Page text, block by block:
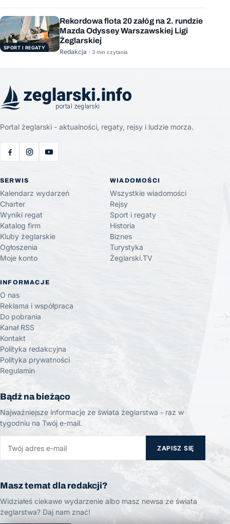
SPORT I REGATY
Rekordowa flota 20 załóg na 2. rundzie
Mazda Odyssey Warszawskiej Ligi
Żeglarskiej
Redakcja · 3 min czytania
Portal żeglarski - aktualności, regaty, rejsy i ludzie morza.
SERWIS
Kalendarz wydarzeń
Charter
Wyniki regat
Katalog firm
Kluby żeglarskie
Ogłoszenia
Moje konto
WIADOMOŚCI
Wszystkie wiadomości
Rejsy
Sport i regaty
Historia
Biznes
Turystyka
Żeglarski.TV
INFORMACJE
O nas
Reklama i współpraca
Do pobrania
Kanał RSS
Kontakt
Polityka redakcyjna
Polityka prywatności
Regulamin
Bądź na bieżąco
Najważniejsze informacje ze świata żeglarstwa - raz w
tygodniu na Twój e-mail.
ZAPISZ SIĘ
Masz temat dla redakcji?
Widziałeś ciekawe wydarzenie albo masz newsa ze świata
żeglarstwa? Daj nam znać!